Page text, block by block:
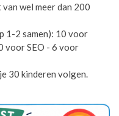
wel meer dan 200
1-2 samen): 10 voor
voor SEO - 6 voor
30 kinderen volgen.